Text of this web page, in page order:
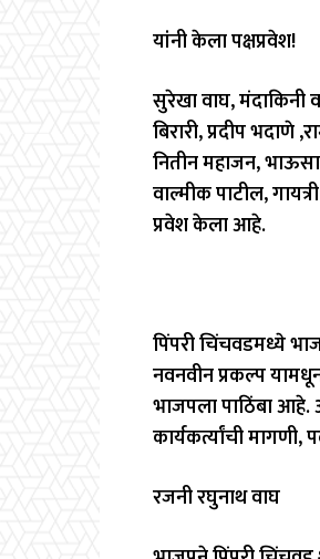
यांनी केला पक्षप्रवेश!
सुरेखा वाघ, मंदाकिनी
बिरारी, प्रदीप भदाणे
नितीन महाजन,
वाल्मीक पाटील,
प्रवेश केला आहे.
पिंपरी चिंचवडमध्ये
नवनवीन प्रकल्प
भाजपला पाठिंबा आहे.
कार्यकर्त्यांची
रजनी रघुनाथ वाघ